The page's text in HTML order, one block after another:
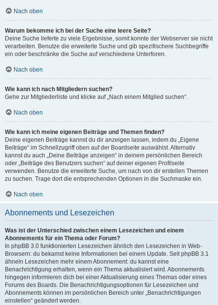
Nach oben
Warum bekomme ich bei der Suche eine leere Seite?
Deine Suche lieferte zu viele Ergebnisse, somit konnte der Webserver sie nicht
verarbeiten. Benutze die erweiterte Suche und gib spezifischere Suchbegriffe
ein oder beschränke die Suche auf verschiedene Unterforen.
Nach oben
Wie kann ich nach Mitgliedern suchen?
Gehe zur Mitgliederliste und klicke auf „Nach einem Mitglied suchen“.
Nach oben
Wie kann ich meine eigenen Beiträge und Themen finden?
Deine eigenen Beiträge kannst du dir anzeigen lassen, indem du „Eigene
Beiträge“ im Schnellzugriff oben auf der Boardseite auswählst. Alternativ
kannst du auch „Deine Beiträge anzeigen“ in deinem persönlichen Bereich
oder „Beiträge des Benutzers suchen“ auf deiner eigenen Profilseite
verwenden. Benutze die erweiterte Suche, um nach von dir erstellen Themen
zu suchen. Trage dort die entsprechenden Optionen in die Suchmaske ein.
Nach oben
Abonnements und Lesezeichen
Was ist der Unterschied zwischen einem Lesezeichen und einem
Abonnements für ein Thema oder Forum?
In phpBB 3.0 funktionierten Lesezeichen ähnlich den Lesezeichen in Web-
Browsern: du bekamst keine Informationen bei einem Update. Seit phpBB 3.1
ähneln Lesezeichen mehr einem Abonnement: du kannst eine
Benachrichtigung erhalten, wenn ein Thema aktualisiert wird. Abonnements
hingegen informieren dich bei einer Aktualisierung eines Themas oder eines
Forums des Boards. Die Benachrichtigungsoptionen für Lesezeichen und
Abonnements können im persönlichen Bereich unter „Benachrichtigungen
einstellen“ geändert werden.